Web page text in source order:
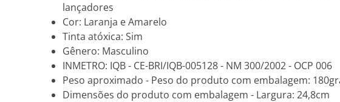
lançadores
Cor: Laranja e Amarelo
Tinta atóxica: Sim
Gênero: Masculino
INMETRO: IQB - CE-BRI/IQB-005128 - NM 300/2002 - OCP 006
Peso aproximado - Peso do produto com embalagem:
Dimensões do produto com embalagem - Largura: 24,8cm